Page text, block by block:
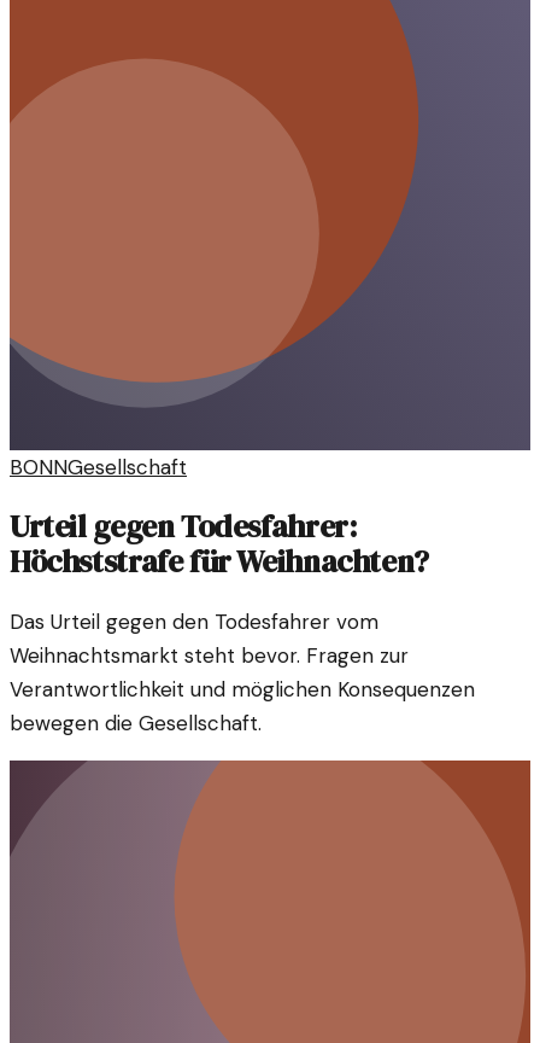
BONNGesellschaft
Urteil gegen Todesfahrer:
Höchststrafe für Weihnachten?
Das Urteil gegen den Todesfahrer vom
Weihnachtsmarkt steht bevor. Fragen zur
Verantwortlichkeit und möglichen Konsequenzen
bewegen die Gesellschaft.